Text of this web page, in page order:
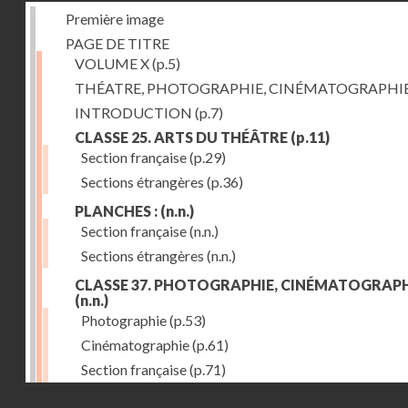
Première image
PAGE DE TITRE
VOLUME X(p.5)
THÉATRE, PHOTOGRAPHIE,
INTRODUCTION (p.7)
CLASSE 25. ARTS DU THÉÂTRE (p.11)
Section française(p.29)
Sections étrangères (p.36)
PLANCHES : (n.n.)
Section française(n.n.)
Sections étrangères (n.n.)
CLASSE 37. PHOTOGRAPHIE,
(n.n.)
Photographie(p.53)
Cinématographie(p.61)
Section française(p.71)